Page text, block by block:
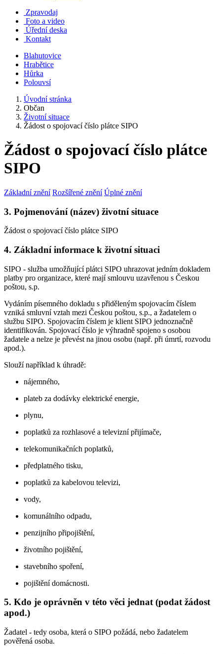
Zpravodaj
Foto a video
Úřední deska
Kontakt
Blahutovice
Hrabětice
Hůrka
Polouvsí
Úvodní stránka
Občan
Životní situace
Žádost o spojovací číslo plátce SIPO
Žádost o spojovací číslo plátce
SIPO
Základní znění Rozšířené znění Úplné znění
3. Pojmenování (název) životní situace
Žádost o spojovací číslo plátce SIPO
4. Základní informace k životní situaci
SIPO - služba umožňující plátci SIPO uhrazovat jedním dokladem
platby pro organizace, které mají smlouvu uzavřenou s Českou
poštou, s.p.
Vydáním písemného dokladu s přiděleným spojovacím číslem
vzniká smluvní vztah mezi Českou poštou, s.p., a žadatelem o
službu SIPO. Spojovacím číslem je klient SIPO jednoznačně
identifikován. Spojovací číslo je výhradně spojeno s osobou
žadatele a nelze je převést na jinou osobu (např. při úmrtí, rozvodu
apod.).
Slouží například k úhradě:
nájemného,
plateb za dodávky elektrické energie,
plynu,
poplatků za rozhlasové a televizní přijímače,
telekomunikačních poplatků,
předplatného tisku,
poplatků za kabelovou televizi,
vody,
komunálního odpadu,
penzijního připojištění,
životního pojištění,
stavebního spoření,
pojištění domácnosti.
5. Kdo je oprávněn v této věci jednat (podat žádost
apod.)
Žadatel - tedy osoba, která o SIPO požádá, nebo žadatelem
pověřená osoba.